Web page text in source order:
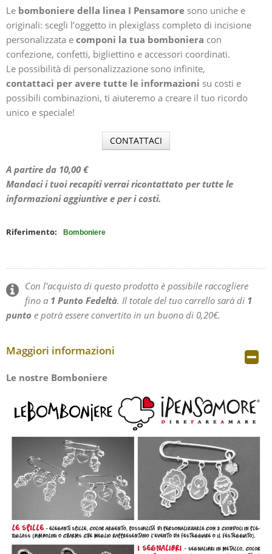
Lebomboniere della linea I Pensamoresono uniche e
originali: scegli l’oggetto in plexiglass completo di incisione
personalizzata e componi la tua bomboniera con
confezione, confetti, bigliettino e accessori coordinati.
Le possibilità di personalizzazione sono infinite,
contattaci per avere tutte le informazioni su costi e
possibili combinazioni, ti aiuteremo a creare il tuo ricordo
unico e speciale!
CONTATTACI
A partire da 10,00 €
Mandaci i tuoi recapiti verrai ricontattato per tutte le
informazioni aggiuntive e per i costi.
Riferimento: Bomboniere
Con l'acquisto di questo prodotto è possibile raccogliere
fino a 1Punto Fedeltà. Il totale del tuo carrello sarà di 1
punto e potrà essere convertito in un buono di 0,20€.
Maggiori informazioni
Le nostre Bomboniere